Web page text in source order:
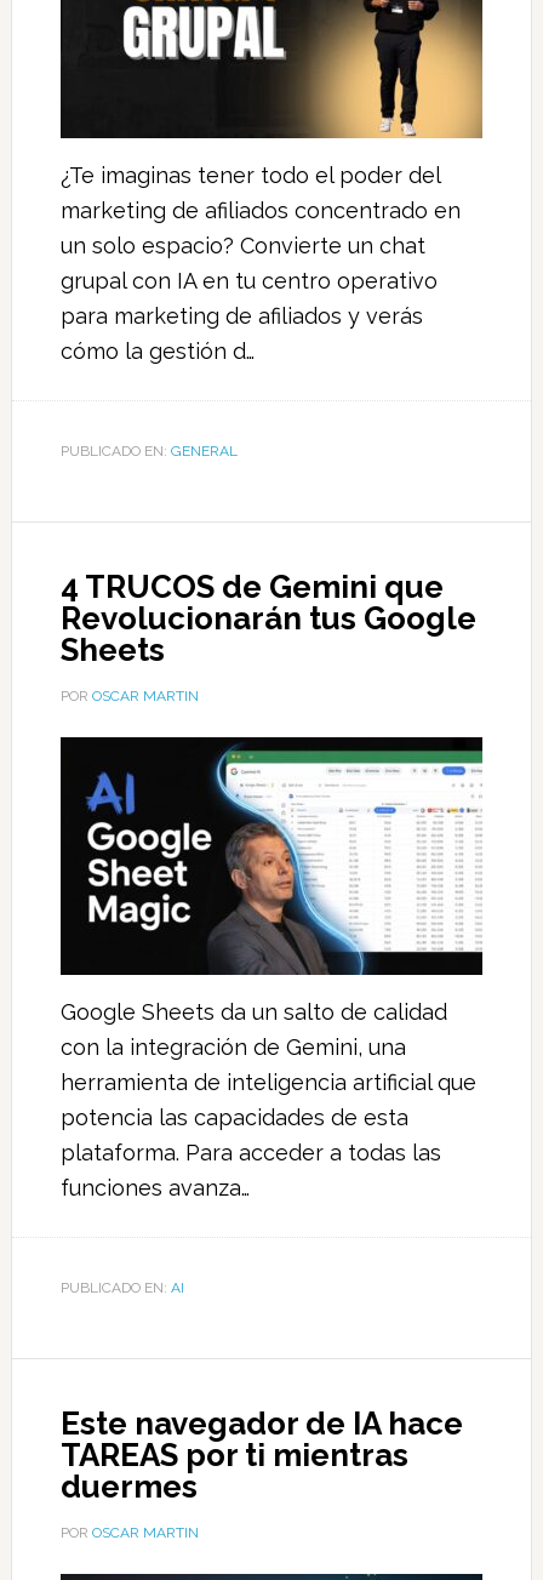
¿Te imaginas tener todo el poder del
marketing de afiliados concentrado en
un solo espacio? Convierte un chat
grupal con IA en tu centro operativo
para marketing de afiliados y verás
cómo la gestión d…
PUBLICADO EN: GENERAL
4 TRUCOS de Gemini que
Revolucionarán tus Google
Sheets
POR OSCAR MARTIN
Google Sheets da un salto de calidad
con la integración de Gemini, una
herramienta de inteligencia artificial que
potencia las capacidades de esta
plataforma. Para acceder a todas las
funciones avanza…
PUBLICADO EN: AI
Este navegador de IA hace
TAREAS por ti mientras
duermes
POR OSCAR MARTIN